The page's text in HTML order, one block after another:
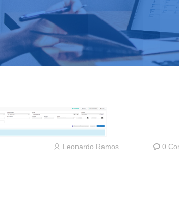
Leonardo Ramos 0